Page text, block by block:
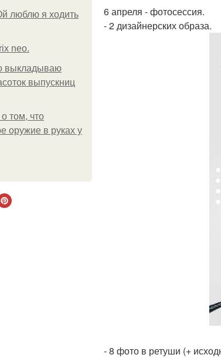
люблю я ходить
neo.
выкладываю
выпускниц
том, что
оружие в руках у
6 апреля - фотосессия.
- 2 дизайнерских образа.
- 8 фото в ретуши (+